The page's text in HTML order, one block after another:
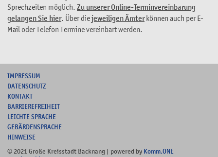
Sprechzeiten möglich. Zu unserer Online-Terminvereinbarung
gelangen Sie hier. Über diejeweiligen Ämterkönnen auch per E-
Mail oder Telefon Termine vereinbart werden.
IMPRESSUM
DATENSCHUTZ
KONTAKT
BARRIEREFREIHEIT
LEICHTE SPRACHE
GEBÄRDENSPRACHE
HINWEISE
© 2021 Große Kreisstadt Backnang | powered by Komm.ONE